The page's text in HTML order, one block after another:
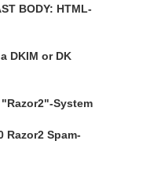
BODY: HTML-
DKIM or DK
"Razor2"-System
Razor2 Spam-